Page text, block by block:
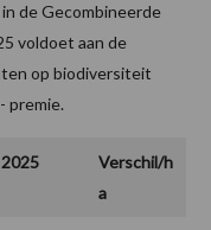
de Gecombineerde
voldoet aan de
op biodiversiteit
premie.
2025
Verschil/h
a